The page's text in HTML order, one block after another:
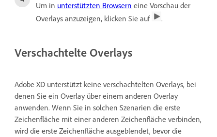
Um in unterstützten Browsern eine Vorschau der
Overlays anzuzeigen, klicken Sie auf
.
Verschachtelte Overlays
Adobe XD unterstützt keine verschachtelten Overlays, bei
denen Sie ein Overlay über einem anderen Overlay
anwenden. Wenn Sie in solchen Szenarien die erste
Zeichenfläche mit einer anderen Zeichenfläche verbinden,
wird die erste Zeichenfläche ausgeblendet, bevor die